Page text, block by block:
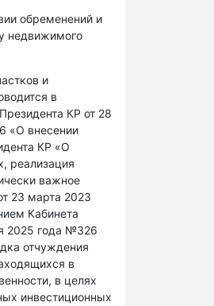
обременений и
недвижимого
и
в
КР от 28
«О внесении
КР «О
реализация
важное
23 марта 2023
Кабинета
2025 года №326
отчуждения
в
в целях
инвестиционных